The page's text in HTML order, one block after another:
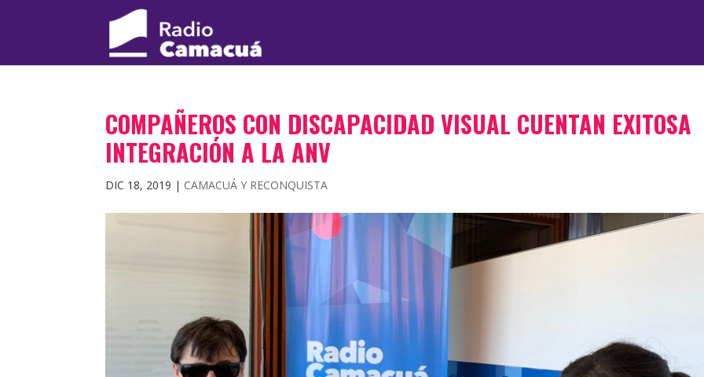
COMPAÑEROS CON DISCAPACIDAD VISUAL CUENTAN EXITOSA
INTEGRACIÓN A LA ANV
DIC 18, 2019 | CAMACUÁ Y RECONQUISTA